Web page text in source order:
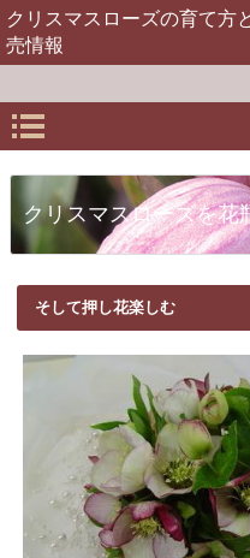
クリスマスローズの育て方
売情報
クリスマスローズを花
そして押し花楽しむ